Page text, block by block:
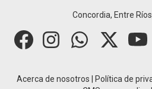
Concordia, Entre
Acerca de nosotros Política de